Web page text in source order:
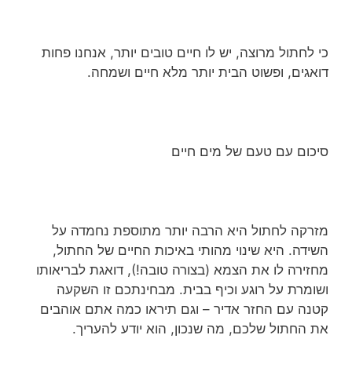
כי לחתול מרוצה, יש לו חיים טובים יותר, אנחנו פחות
דואגים, ופשוט הבית יותר מלא חיים ושמחה.
סיכום עם טעם של מים חיים
מזרקה לחתול היא הרבה יותר מתוספת נחמדה על
השידה. היא שינוי מהותי באיכות החיים של החתול,
מחזירה לו את הצמא (בצורה טובה!), דואגת לבריאותו
ושומרת על רוגע וכיף בבית. מבחינתכם זו השקעה
קטנה עם החזר אדיר – וגם תיראו כמה אתם אוהבים
את החתול שלכם, מה שנכון, הוא יודע להעריך.